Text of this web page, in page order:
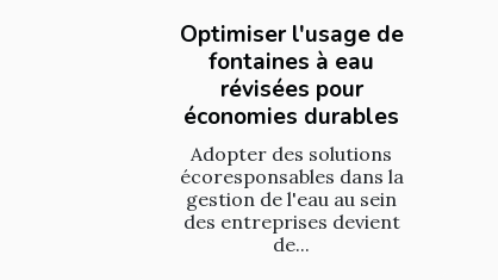
Optimiser l'usage de
fontaines à eau
révisées pour
économies durables
Adopter des solutions
écoresponsables dans la
gestion de l'eau au sein
des entreprises devient
de...